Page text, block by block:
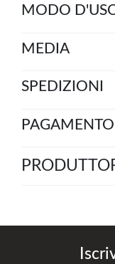
MODO
MEDIA
SPEDIZIONI
PAGAMENTO